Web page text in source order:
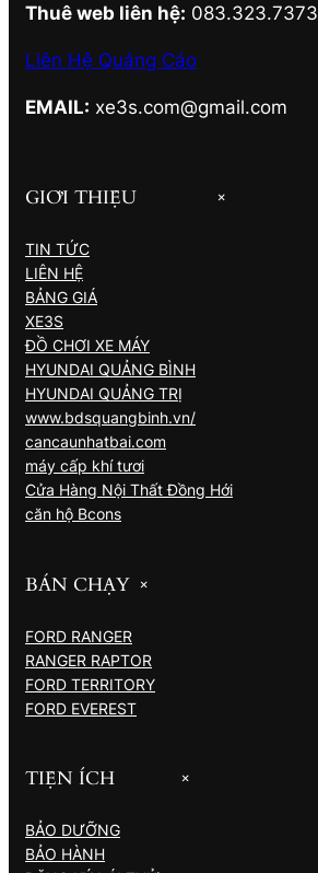
Thuê web liên hệ: 083.323.7373
Liên Hệ Quảng Cáo
EMAIL: xe3s.com@gmail.com
GIỚI THIỆU +
TIN TỨC
LIÊN HỆ
BẢNG GIÁ
XE3S
ĐỒ CHƠI XE MÁY
HYUNDAI QUẢNG BÌNH
HYUNDAI QUẢNG TRỊ
www.bdsquangbinh.vn/
cancaunhatbai.com
máy cấp khí tươi
Cửa Hàng Nội Thất Đồng Hới
căn hộ Bcons
BÁN CHẠY +
FORD RANGER
RANGER RAPTOR
FORD TERRITORY
FORD EVEREST
TIỆN ÍCH +
BẢO DƯỠNG
BẢO HÀNH